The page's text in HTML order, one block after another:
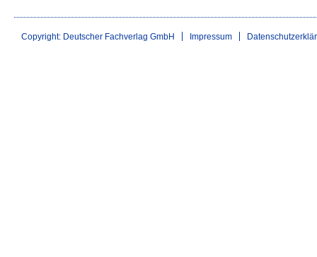
Copyright: Deutscher Fachverlag GmbH Impressum